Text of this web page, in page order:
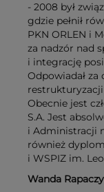
- 2008 był
gdzie pełnił
PKN ORLEN i
za nadzór nad
i integrację
Odpowiadał
restrukturyzacji
Obecnie jest
S.A. Jest
i Administracji
również
i WSPIZ im.
Wanda